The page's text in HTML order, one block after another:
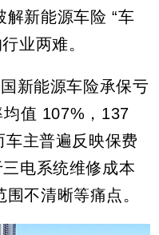
解新能源车险 “车
业两难。
能源车险承保亏
值 107%，137
主普遍反映保费
电系统维修成本
不清晰等痛点。